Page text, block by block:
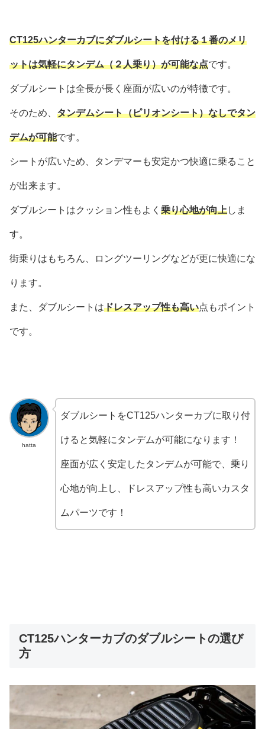
CT125ハンターカブにダブルシートを付ける１番のメリ
ットは気軽にタンデム（２人乗り）が可能な点です。
ダブルシートは全長が長く座面が広いのが特徴です。
そのため、 タンデムシート（ピリオンシート）なしでタン
デムが可能です。
シートが広いため、タンデマーも安定かつ快適に乗ること
が出来ます。
ダブルシートはクッション性もよく 乗り心地が向上しま
す。
街乗りはもちろん、ロングツーリングなどが更に快適にな
ります。
また、ダブルシートはドレスアップ性も高い点もポイント
です。
hatta
ダブルシートをCT125ハンターカブに取り付
けると気軽にタンデムが可能になります！
座面が広く安定したタンデムが可能で、乗り
心地が向上し、ドレスアップ性も高いカスタ
ムパーツです！
CT125ハンターカブのダブルシートの選び
方